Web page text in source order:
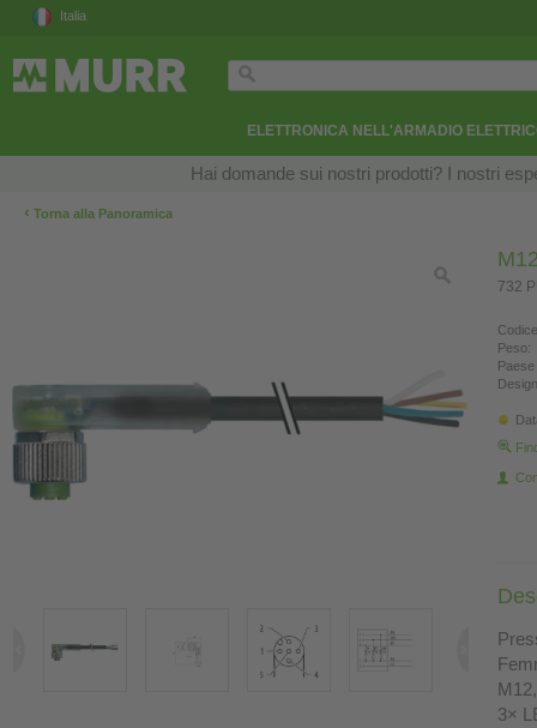
Italia
ELETTRONICA NELL'ARMADIO
Hai domande sui nostri prodotti? I nostri
‹ Torna alla Panoramica
732
Peso:
3×